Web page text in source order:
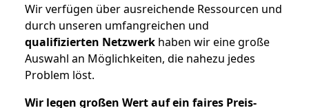
Wir verfügen über ausreichende Ressourcen und
durch unseren umfangreichen und
qualifizierten Netzwerk haben wir eine große
Auswahl an Möglichkeiten, die nahezu jedes
Problem löst.
Wir legen großen Wert auf ein faires Preis-